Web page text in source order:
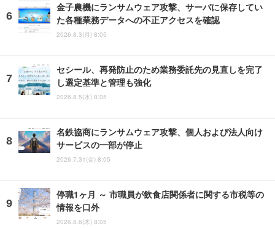
金子農機にランサムウェア攻撃、サーバに保存してい
た各種業務データへの不正アクセスを確認
2026.8.3(月) 8:05
セシール、再発防止のため業務委託先の見直しを完了
し選定基準と管理も強化
2026.8.5(水) 8:05
名鉄協商にランサムウェア攻撃、個人および法人向け
サービスの一部が停止
2026.7.31(金) 8:05
停職1ヶ月 ～ 市職員が飲食店関係者に関する市税等の
情報を口外
2026.8.6(木) 8:05